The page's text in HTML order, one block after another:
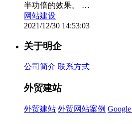
半功倍的效果。 …
网站建设
2021/12/30 14:53:03
关于明企
公司简介 联系方式
外贸建站
外贸建站 外贸网站案例